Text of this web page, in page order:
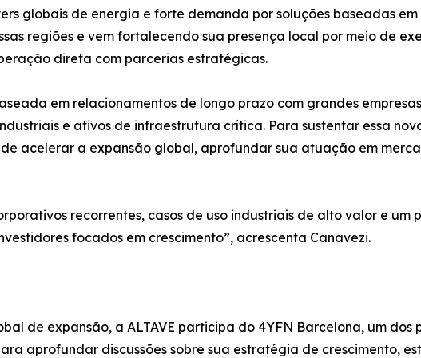
globais de energia e forte demanda por soluções baseadas
regiões e vem fortalecendo sua presença local por meio de
direta com parcerias estratégicas.
em relacionamentos de longo prazo com grandes
e ativos de infraestrutura crítica. Para sustentar essa
acelerar a expansão global, aprofundar sua atuação em
recorrentes, casos de uso industriais de alto valor e um
focados em crescimento”, acrescenta Canavezi.
de expansão, a ALTAVE participa do 4YFN Barcelona, um
aprofundar discussões sobre sua estratégia de crescimento,